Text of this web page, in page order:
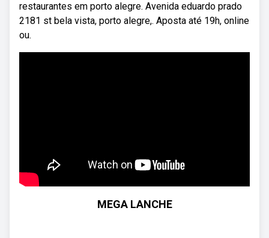
restaurantes em porto alegre. Avenida eduardo prado
2181 st bela vista, porto alegre,. Aposta até 19h, online
ou.
MEGA LANCHE